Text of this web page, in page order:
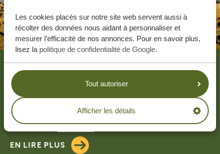
Les cookies placés sur notre site web servent aussi à
récolter des données nous aidant à personnaliser et
mesurer l’efficacité de nos annonces. Pour en savoir plus,
lisez la politique de confidentialité de Google.
Tout autoriser
Afficher les détails
Footer
NOS CLIENTS PARLENT DE TANZANIA
SPECIALIST
4.9/5
4833+ avis
EN LIRE PLUS